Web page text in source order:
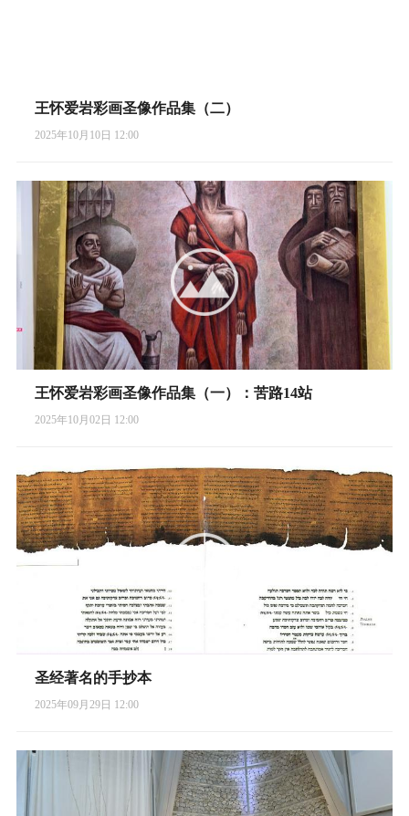
王怀爱岩彩画圣像作品集（二）
2025年10月10日 12:00
王怀爱岩彩画圣像作品集（一）：苦路14站
2025年10月02日 12:00
圣经著名的手抄本
2025年09月29日 12:00